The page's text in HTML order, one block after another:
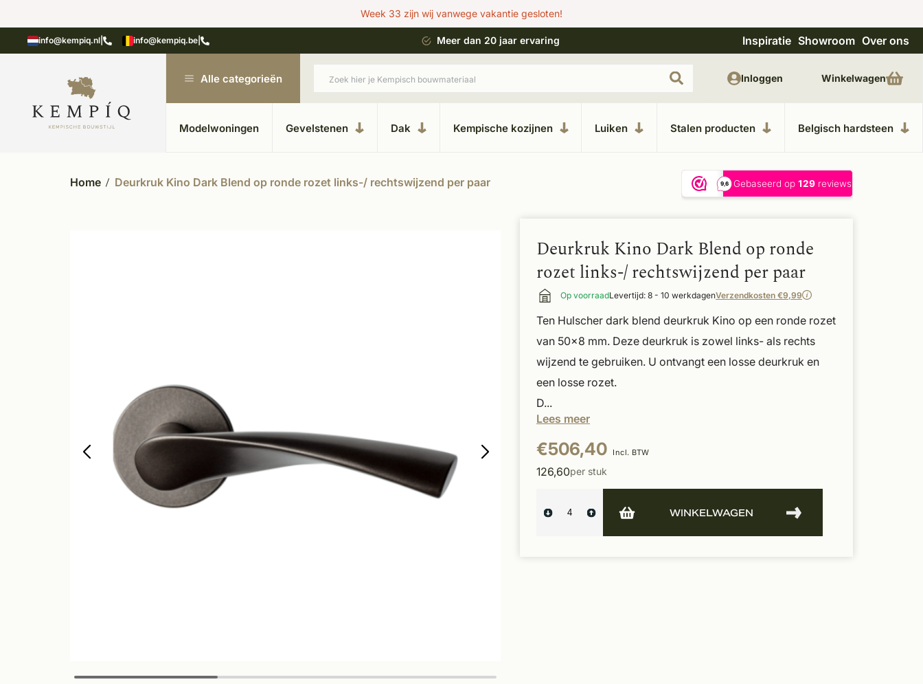
Week 33 zijn wij vanwege vakantie gesloten!
info@kempiq.nl info@kempiq.be
in Kesteren Unieke materialen in kempische bouwstijl Meer dan 20 jaar ervaring Uitgebreide showroom in Kesteren Unieke
Inspiratie Showroom Over ons
Alle categorieën
Modelwoningen Gevelstenen Dak Kempische kozijnen Luiken Stalen producten Belgisch hardsteen
Inloggen Winkelwagen
Home Deurkruk Kino Dark Blend op ronde rozet links-/ rechtswijzend per paar
Deurkruk Kino Dark Blend op ronde
rozet links-/ rechtswijzend per paar
Op voorraadLevertijd: 8 - 10 werkdagenVerzendkosten €9,99
Ten Hulscher dark blend deurkruk Kino op een ronde rozet
van 50x8 mm. Deze deurkruk is zowel links- als rechts
wijzend te gebruiken. U ontvangt een losse deurkruk en
een losse rozet.
D...
Lees meer
€506,40 Incl. BTW
126,60per stuk
WINKELWAGEN